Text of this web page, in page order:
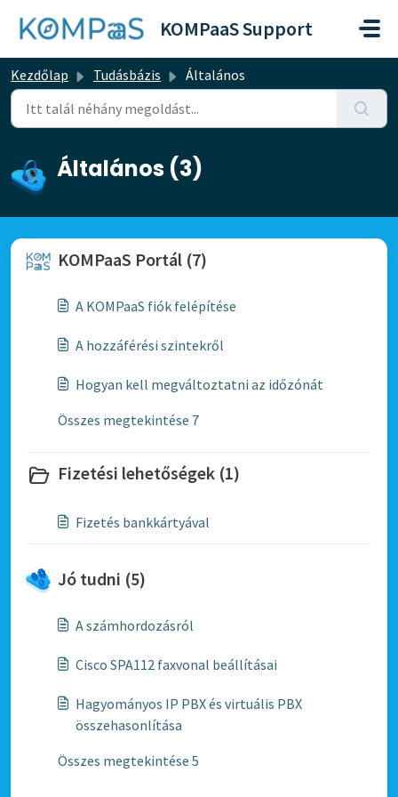
KOMPaaS Support
Kezdőlap Tudásbázis Általános
Általános (3)
KOMPaaS Portál (7)
A KOMPaaS fiók felépítése
A hozzáférési szintekről
Hogyan kell megváltoztatni az időzónát
Összes megtekintése 7
Fizetési lehetőségek (1)
Fizetés bankkártyával
Jó tudni (5)
A számhordozásról
Cisco SPA112 faxvonal beállításai
Hagyományos IP PBX és virtuális PBX
összehasonlítása
Összes megtekintése 5